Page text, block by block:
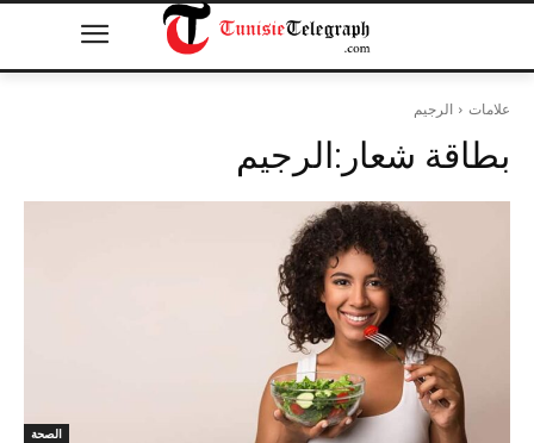
علامات الرجيم
بطاقة شعار:الرجيم
الصحة